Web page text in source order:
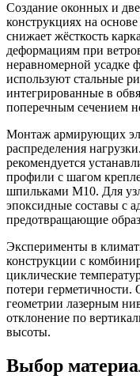
Создание оконных и
конструкциях на
снижает жёсткость
деформациям при
неравномерной усадке
используют стальные
интегрированные в
поперечным сечением
Монтаж армирующих
распределения
рекомендуется
профили с шагом
шпильками М10. Для
эпоксидные составы с
предотвращающие
Эксперименты в
конструкции с
циклические
потери герметичности.
геометрии лазерным
отклонение по
высоты.
Выбор